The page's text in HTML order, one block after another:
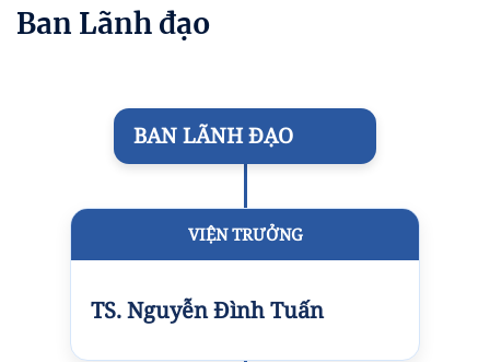
Ban Lãnh đạo
BAN LÃNH ĐẠO
VIỆN TRƯỞNG
TS. Nguyễn Đình Tuấn